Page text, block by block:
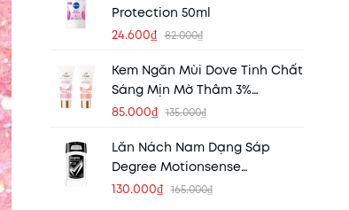
Protection 50ml
24.600₫ 82.000₫
Kem Ngăn Mùi Dove Tinh Chất
Sáng Mịn Mờ Thâm 3%
Niacinamide 40ml
85.000₫ 135.000₫
Lăn Nách Nam Dạng Sáp
Degree Motionsense
Ultraclear Black + White 76g
130.000₫ 165.000₫